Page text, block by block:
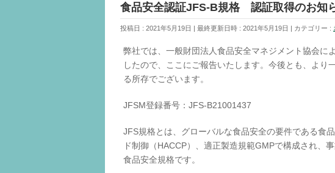
食品安全認証JFS-B規格 認証取得のお知
投稿日 : 2021年5月19日 最終更新日時 : 2021年5月19日 カテゴリー :
弊社では、一般財団法人食品安全マネジメント協会に
したので、ここにご報告いたします。今後とも、より
る所存でございます。
JFSM登録番号：JFS-B21001437
JFS規格とは、グローバルな食品安全の要件である食
ド制御（HACCP）、適正製造規範GMPで構成され、
食品安全規格です。